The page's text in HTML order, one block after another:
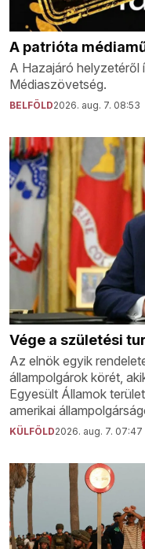
A patrióta
A Hazajáró helyzetéről
Médiaszövetség.
BELFÖLD2026. aug. 7. 08:53
Vége a születési
Az elnök egyik
állampolgárok körét,
Egyesült Államok
amerikai
KÜLFÖLD2026. aug. 7. 07:47